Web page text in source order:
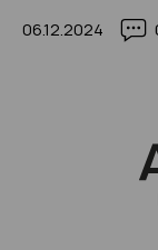
06.12.2024